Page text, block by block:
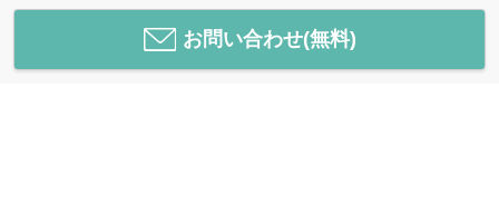
お問い合わせ(無料)